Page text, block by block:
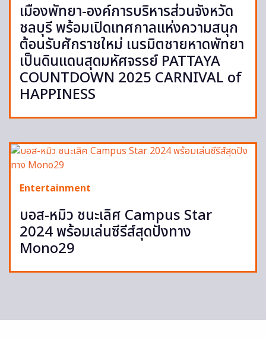
เมืองพัทยา-องค์การบริหารส่วนจังหวัด
ชลบุรี พร้อมเปิดเทศกาลแห่งความสนุก
ต้อนรับศักราชใหม่ เนรมิตชายหาดพัทยา
เป็นดินแดนสุดมหัศจรรย์ PATTAYA
COUNTDOWN 2025 CARNIVAL of
HAPPINESS
Entertainment
บอส-หมิว ชนะเลิศ Campus Star
2024 พร้อมเล่นซีรีส์สุดปังทาง
Mono29